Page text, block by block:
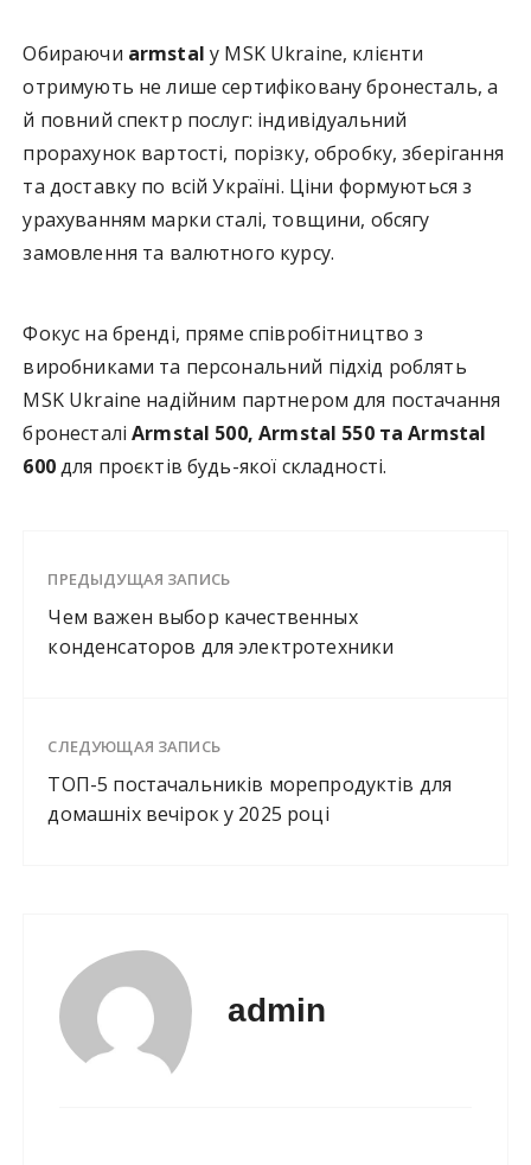
Обираючи armstal у MSK Ukraine, клієнти
отримують не лише сертифіковану бронесталь, а
й повний спектр послуг: індивідуальний
прорахунок вартості, порізку, обробку, зберігання
та доставку по всій Україні. Ціни формуються з
урахуванням марки сталі, товщини, обсягу
замовлення та валютного курсу.
Фокус на бренді, пряме співробітництво з
виробниками та персональний підхід роблять
MSK Ukraine надійним партнером для постачання
бронесталіArmstal 500, Armstal 550 та Armstal
600для проєктів будь-якої складності.
ПРЕДЫДУЩАЯ ЗАПИСЬ
Чем важен выбор качественных
конденсаторов для электротехники
СЛЕДУЮЩАЯ ЗАПИСЬ
ТОП-5 постачальників морепродуктів для
домашніх вечірок у 2025 році
admin